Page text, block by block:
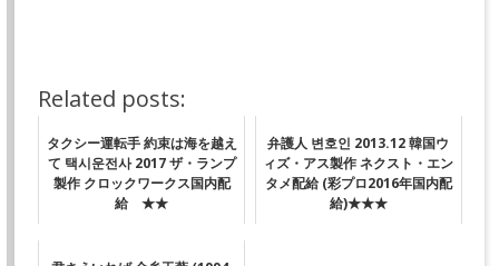
Related posts:
タクシー運転手 約束は海を越え
て 택시운전사 2017 ザ・ランプ
製作 クロックワークス国内配
給 ★★
弁護人 변호인 2013.12 韓国ウ
ィズ・アス製作 ネクスト・エン
タメ配給 (彩プロ2016年国内配
給)★★★